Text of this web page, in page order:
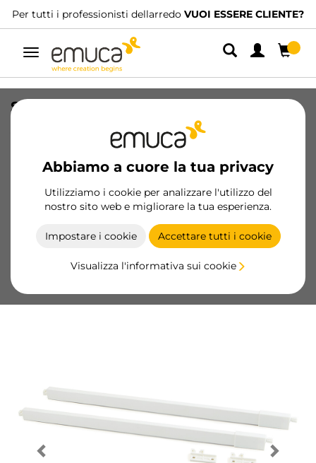
Per tutti i professionisti dellarredo VUOI ESSERE CLIENTE?
Navigazione
Abbiamo a cuore la tua privacy
Utilizziamo i cookie per analizzare l'utilizzo del
nostro sito web e migliorare la tua esperienza.
Impostare i cookie Accettare tutti i cookie
Visualizza l'informativa sui cookie
Set di aste per cassetti per cucina e
bagno, profondità 300 mm, acciaio,
Verniciato bianco
3110112/EAN 8432393011202
Prodotti essenziali
Diventa cliente